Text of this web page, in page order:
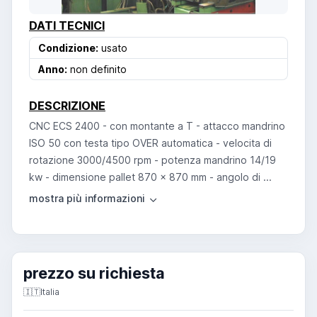
DATI TECNICI
Condizione: usato
Anno: non definito
DESCRIZIONE
CNC ECS 2400 - con montante a T - attacco mandrino
ISO 50 con testa tipo OVER automatica - velocita di
rotazione 3000/4500 rpm - potenza mandrino 14/19
kw - dimensione pallet 870 x 870 mm - angolo di ...
prezzo su richiesta
🇮🇹Italia